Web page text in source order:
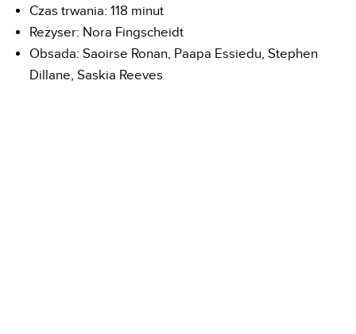
Czas trwania: 118 minut
Reżyser: Nora Fingscheidt
Obsada: Saoirse Ronan, Paapa Essiedu, Stephen
Dillane, Saskia Reeves